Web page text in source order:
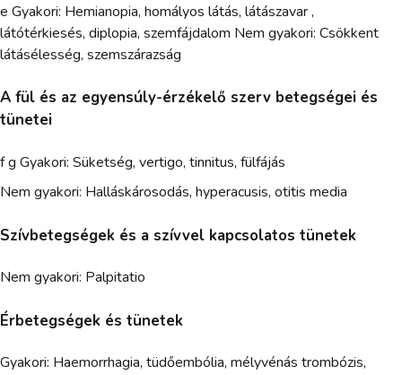
e Gyakori: Hemianopia, homályos látás, látászavar ,
látótérkiesés, diplopia, szemfájdalom Nem gyakori: Csökkent
látásélesség, szemszárazság
A fül és az egyensúly-érzékelő szerv betegségei és
tünetei
f g Gyakori: Süketség, vertigo, tinnitus, fülfájás
Nem gyakori: Halláskárosodás, hyperacusis, otitis media
Szívbetegségek és a szívvel kapcsolatos tünetek
Nem gyakori: Palpitatio
Érbetegségek és tünetek
Gyakori: Haemorrhagia, tüdőembólia, mélyvénás trombózis,